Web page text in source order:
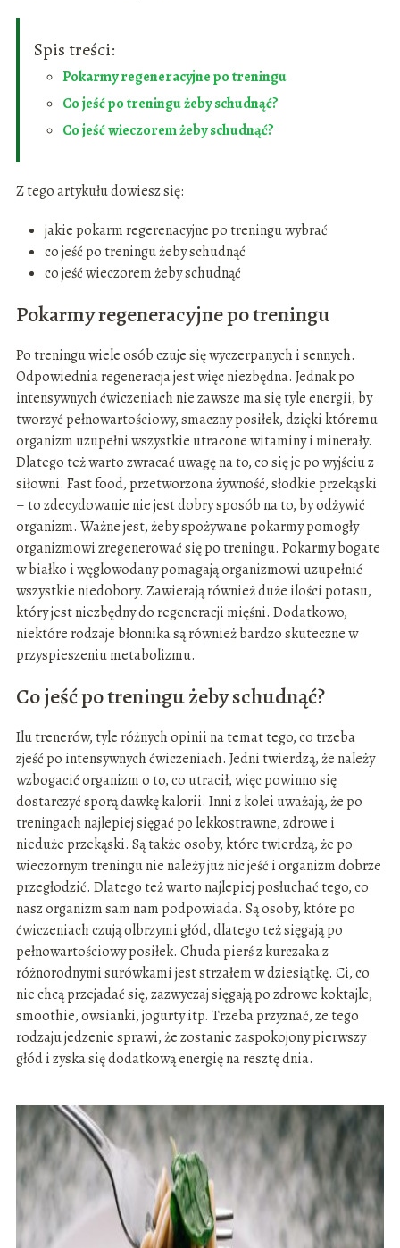
Spis treści:
Pokarmy regeneracyjne po treningu
Co jeść po treningu żeby schudnąć?
Co jeść wieczorem żeby schudnąć?
Z tego artykułu dowiesz się:
jakie pokarm regerenacyjne po treningu wybrać
co jeść po treningu żeby schudnąć
co jeść wieczorem żeby schudnąć
Pokarmy regeneracyjne po treningu
Po treningu wiele osób czuje się wyczerpanych i sennych.
Odpowiednia regeneracja jest więc niezbędna. Jednak po
intensywnych ćwiczeniach nie zawsze ma się tyle energii, by
tworzyć pełnowartościowy, smaczny posiłek, dzięki któremu
organizm uzupełni wszystkie utracone witaminy i minerały.
Dlatego też warto zwracać uwagę na to, co się je po wyjściu z
siłowni. Fast food, przetworzona żywność, słodkie przekąski
– to zdecydowanie nie jest dobry sposób na to, by odżywić
organizm. Ważne jest, żeby spożywane pokarmy pomogły
organizmowi zregenerować się po treningu. Pokarmy bogate
w białko i węglowodany pomagają organizmowi uzupełnić
wszystkie niedobory. Zawierają również duże ilości potasu,
który jest niezbędny do regeneracji mięśni. Dodatkowo,
niektóre rodzaje błonnika są również bardzo skuteczne w
przyspieszeniu metabolizmu.
Co jeść po treningu żeby schudnąć?
Ilu trenerów, tyle różnych opinii na temat tego, co trzeba
zjeść po intensywnych ćwiczeniach. Jedni twierdzą, że należy
wzbogacić organizm o to, co utracił, więc powinno się
dostarczyć sporą dawkę kalorii. Inni z kolei uważają, że po
treningach najlepiej sięgać po lekkostrawne, zdrowe i
nieduże przekąski. Są także osoby, które twierdzą, że po
wieczornym treningu nie należy już nic jeść i organizm dobrze
przegłodzić. Dlatego też warto najlepiej posłuchać tego, co
nasz organizm sam nam podpowiada. Są osoby, które po
ćwiczeniach czują olbrzymi głód, dlatego też sięgają po
pełnowartościowy posiłek. Chuda pierś z kurczaka z
różnorodnymi surówkami jest strzałem w dziesiątkę. Ci, co
nie chcą przejadać się, zazwyczaj sięgają po zdrowe koktajle,
smoothie, owsianki, jogurty itp. Trzeba przyznać, ze tego
rodzaju jedzenie sprawi, że zostanie zaspokojony pierwszy
głód i zyska się dodatkową energię na resztę dnia.